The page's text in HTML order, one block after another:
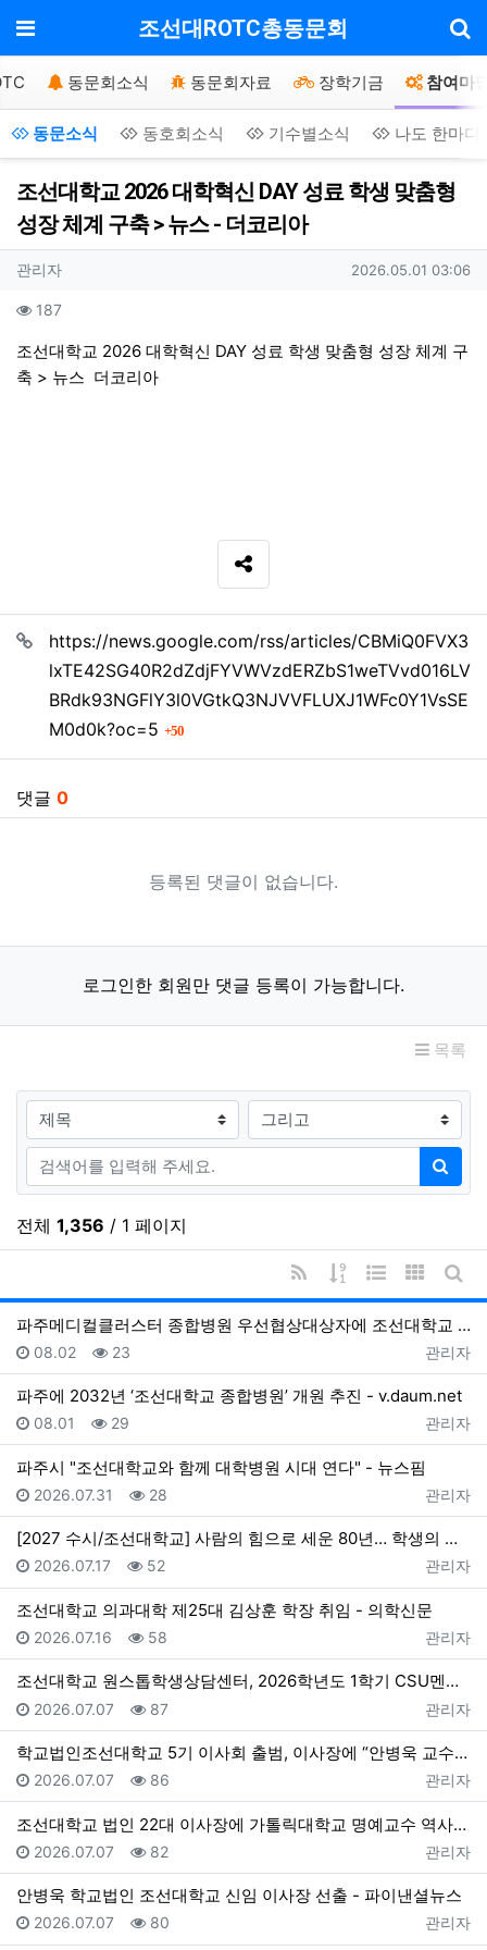
메뉴 조선대ROTC총동문회
동문회소식 동문회자료 장학기금 참여마
동문소식 동호회소식 기수별소식 나도 한마디
조선대학교 2026 대학혁신 DAY 성료 학생 맞춤형
성장 체계 구축 > 뉴스 - 더코리아
작성자 정보
관리자작성 작성일
2026.05.01 03:06
컨텐츠 정보
187조회
본문
조선대학교 2026 대학혁신 DAY 성료 학생 맞춤형 성장 체계 구
축 > 뉴스 더코리아
SNS 공유
관련자료
https://news.google.com/rss/articles/CBMiQ0FVX3
lxTE42SG40R2dZdjFYVWVzdERZbS1weTVvd016LV
BRdk93NGFlY3l0VGtkQ3NJVVFLUXJ1WFc0Y1VsSE
M0d0k?oc=5
50회 연결
댓글 0
등록된 댓글이 없습니다.
로그인한 회원만 댓글 등록이 가능합니다.
목록
검색대상
검색어
검색
전체 1,356 / 1 페이지
RSS
게시물 정렬
웹진 스타일
갤러리게
파주메디컬클러스터 종합병원 우선협상대상자에 조선대학교 선정 - 동아일보
등록자
관리자
등록일
08.02 조회
23
파주에 2032년 ‘조선대학교 종합병원’ 개원 추진 - v.daum.net
등록자
관리자
등록일
08.01 조회
29
파주시 "조선대학교와 함께 대학병원 시대 연다" - 뉴스핌
등록자
관리자
등록일
2026.07.31 조회
28
[2027 수시/조선대학교] 사람의 힘으로 세운 80년… 학생의 미래 여는 100년 준비 - 한국대학신문
등록자
관리자
등록일
2026.07.17 조회
52
조선대학교 의과대학 제25대 김상훈 학장 취임 - 의학신문
등록자
관리자
등록일
2026.07.16 조회
58
조선대학교 원스톱학생상담센터, 2026학년도 1학기 CSU멘토단 활동 성료 > 뉴스 - 더코리아
등록자
관리자
등록일
2026.07.07 조회
87
학교법인조선대학교 5기 이사회 출범, 이사장에 “안병욱 교수” 선임 - 대학지성 In&Out
등록자
관리자
등록일
2026.07.07 조회
86
조선대학교 법인 22대 이사장에 가톨릭대학교 명예교수 역사학자 안병욱 교수 선임 - 데일리스포츠한국
등록자
관리자
등록일
2026.07.07 조회
82
안병욱 학교법인 조선대학교 신임 이사장 선출 - 파이낸셜뉴스
등록자
관리자
등록일
2026.07.07 조회
80